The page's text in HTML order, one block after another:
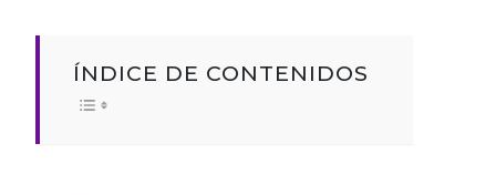
ÍNDICE DE CONTENIDOS